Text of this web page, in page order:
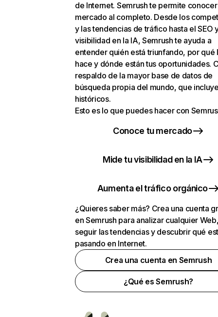
de Internet. Semrush te permite
mercado al completo. Desde los
y las tendencias de tráfico hasta el SEO
visibilidad en la IA, Semrush te ayuda a
entender quién está triunfando, por qué
hace y dónde están tus oportunidades.
respaldo de la mayor base de datos de
búsqueda propia del mundo, que
históricos.
Esto es lo que puedes hacer con
Conoce tu mercado
Mide tu visibilidad en la IA
Aumenta el tráfico orgánico
¿Quieres saber más? Crea una cuenta
en Semrush para analizar cualquier
seguir las tendencias y descubrir qué
pasando en Internet.
Crea una cuenta en Semrush
¿Qué es Semrush?